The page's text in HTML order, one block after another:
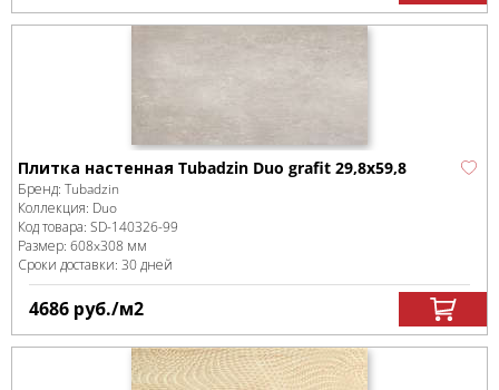
Плитка настенная Tubadzin Duo grafit 29,8x59,8
Бренд: Tubadzin
Коллекция: Duo
Код товара: SD-140326-99
Размер: 608x308 мм
Сроки доставки: 30 дней
4686 руб./м2